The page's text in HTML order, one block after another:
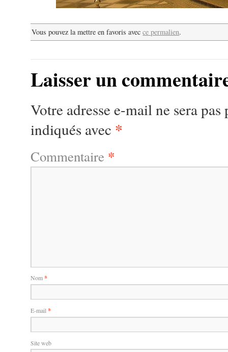
Vous pouvez la mettre en favoris avecce permalien.
Laisser un
Votre adresse e-mail ne sera pas
indiqués avec *
Commentaire *
Nom*
E-mail *
Site web